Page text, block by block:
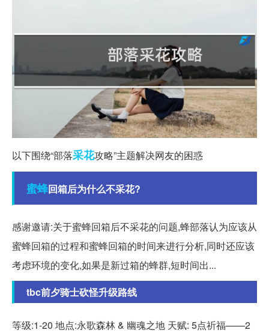
以下围绕“部落采花攻略”主题解决网友的困惑
蜜蜂回箱后为什么不采花?
感谢邀请:关于蜜蜂回箱后不采花的问题,蜂部落认为应该从
蜜蜂回箱的过程和蜜蜂回箱的时间来进行分析,同时还应该
考虑环境的变化,如果是新过箱的蜂群,短时间出...
tbc前夕骑士砍怪升级路线
等级:1-20 地点:永歌森林 & 幽魂之地 天赋: 5点祈福——2